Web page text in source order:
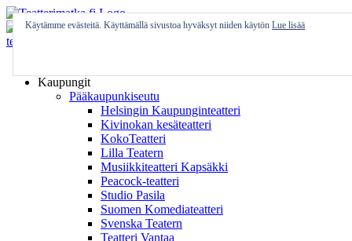
Skip
to
content
Kaupungit
Pääkaupunkiseutu
Helsingin Kaupunginteatteri
Kivinokan kesäteatteri
KokoTeatteri
Lilla Teatern
Musiikkiteatteri Kapsäkki
Peacock-teatteri
Studio Pasila
Suomen Komediateatteri
Svenska Teatern
Teatteri Vantaa
Käytämme evästeitä. Käyttämällä sivustoa hyväksyt niiden käytön Lue lisää